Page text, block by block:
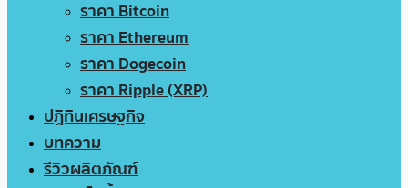
ราคา Bitcoin
ราคา Ethereum
ราคา Dogecoin
ราคา Ripple (XRP)
ปฏิทินเศรษฐกิจ
บทความ
รีวิวผลิตภัณฑ์